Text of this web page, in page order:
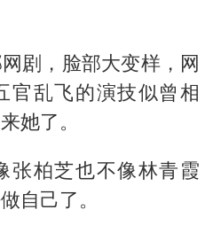
剧，脸部大变样，网
官乱飞的演技似曾相
她了。
张柏芝也不像林青霞
自己了。